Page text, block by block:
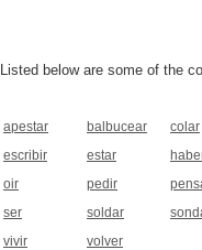
Listed below are some of the
apestar balbucear colar
escribir
estar
oir
pedir
ser
soldar
vivir
volver